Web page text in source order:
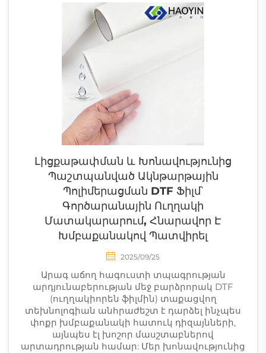
Լիցքաթափման ԵՒ Խոնավությունից
Պաշտպանված Ակնթարթային
Պոլիմերացման DTF Ֆիլմ՝
Գործարանային Ուղղակի
Մատակարարում, Հնարավոր Է
Խմբաքանակով Պատվիրել
2025/09/25
Արագ աճող հագուստի տպագրության
արդյունաբերության մեջ բարձրորակ DTF
(ուղղակիորեն ֆիլմին) տաքացվող
տեխնոլոգիան անհրաժեշտ է դարձել ինչպես
փոքր խմբաքանակի հատուկ դիզայնների,
այնպես էլ խոշոր մասշտաբներով
արտադրության համար: Մեր խոնավությունից